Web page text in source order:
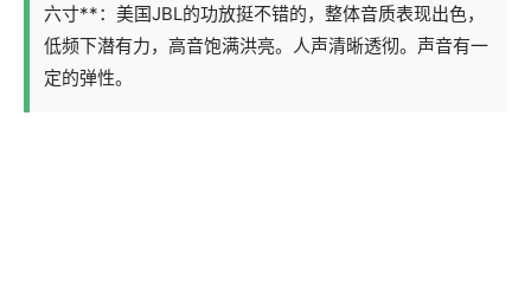
六寸**：美国JBL的功放挺不错的，整体音质表现出色，
低频下潜有力，高音饱满洪亮。人声清晰透彻。声音有一
定的弹性。